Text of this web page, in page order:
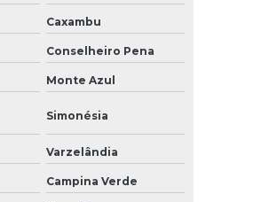
redes elétricas
rede estruturada
civil
residencial
Caxambu
Conselheiro Pena
Monte Azul
Simonésia
Varzelândia
Campina Verde